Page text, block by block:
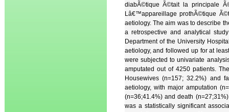
diabÃ©tique Ã©tait la principale
Lâ€™appareillage prothÃ©tique
aetiology. The aim was to describe
a retrospective and analytical
Department of the University
aetiology, and followed up for at
were subjected to univariate
amputated out of 4250 patients.
Housewives (n=157; 32.2%) and
aetiology, with major amputation
(n=36;41.4%) and death
was a statistically significant